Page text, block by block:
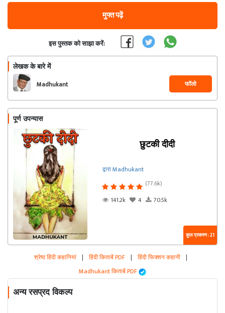
मुफ्त पढ़ें
इस पुस्तक को साझा करें:
लेखक के बारे में
Madhukant फॉलो
पूर्ण उपन्यास
छुटकी दीदी
द्वारा Madhukant
(77.6k)
141.2k
4 70.5k
कुल प्रकरण : 21
श्रेष्ठ हिंदी कहानियां | हिंदी किताबें PDF | हिंदी फिक्शन कहानी |
Madhukant किताबें PDF
अन्य रसप्रद विकल्प